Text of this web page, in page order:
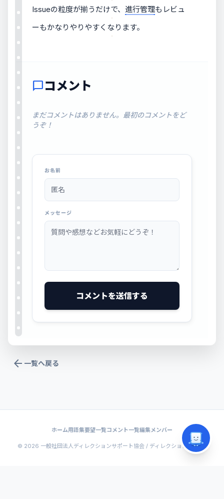
Issueの粒度が揃うだけで、 進行管理もレビュ
ーもかなりやりやすくなります。
chat_bubbleコメント
まだコメントはありません。最初のコメントをど
うぞ！
お名前
メッセージ
コメントを送信する
arrow_back 一覧へ戻る
ホーム用語集要望一覧コメント一覧編集メンバー
© 2026 一般社団法人ディレクションサポート協会/ ディレクションノートβ